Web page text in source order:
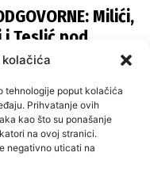
tehnologije poput kolačića
Prihvatanje ovih
kao što su ponašanje
na ovoj stranici.
negativno uticati na
Milići,
Teslić pod
slijedi